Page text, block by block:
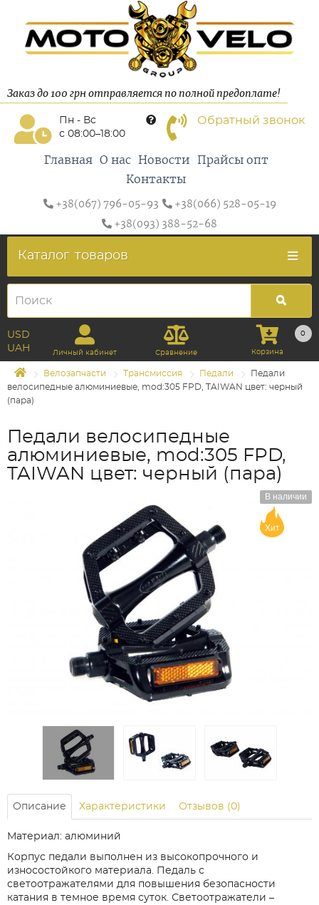
Заказ до 100 грн отправляется по полной предоплате!
Пн - Вс
с 08:00–18:00
Обратный звонок
Главная О нас Новости
Прайсы опт
Контакты
+38(067) 796-05-93
+38(066) 528-05-19
+38(093) 388-52-68
Каталог товаров
USD
UAH
Личный кабинет Сравнение
0
Корзина
Велозапчасти Трансмиссия Педали
Педали
велосипедные алюминиевые, mod:305 FPD, TAIWAN цвет: черный
(пара)
Педали велосипедные
алюминиевые, mod:305 FPD,
TAIWAN цвет: черный (пара)
В наличии
Хит
Описание Характеристики Отзывов (0)
Материал: алюминий
Корпус педали выполнен из высокопрочного и
износостойкого материала. Педаль с
светоотражателями для повышения безопасности
катания в темное время суток. Светоотражатели –